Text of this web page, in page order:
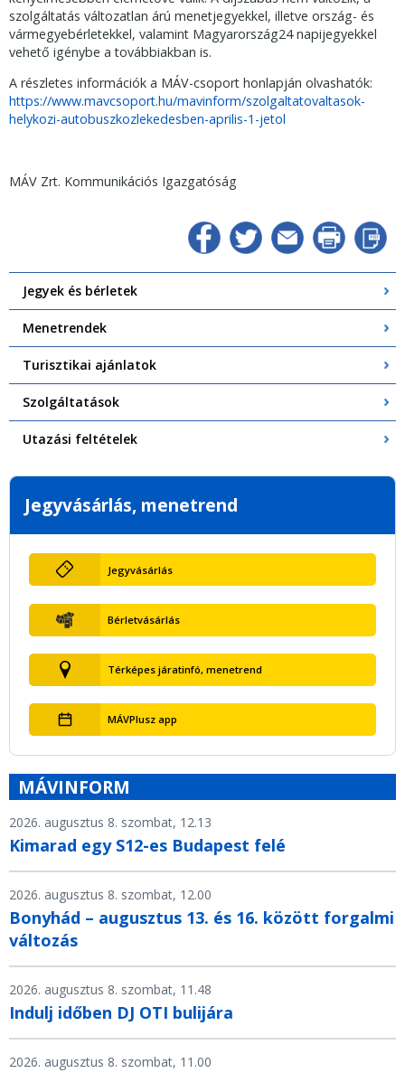
szolgáltatás változatlan árú menetjegyekkel, illetve ország- és
vármegyebérletekkel, valamint Magyarország24 napijegyekkel
vehető igénybe a továbbiakban is.
A részletes információk a MÁV-csoport honlapján olvashatók:
https://www.mavcsoport.hu/mavinform/szolgaltatovaltasok-
helykozi-autobuszkozlekedesben-aprilis-1-jetol
MÁV Zrt. Kommunikációs Igazgatóság
Jegyek és bérletek
Menetrendek
Turisztikai ajánlatok
Szolgáltatások
Utazási feltételek
Jegyvásárlás, menetrend
Jegyvásárlás
Bérletvásárlás
Térképes járatinfó, menetrend
MÁVPlusz app
MÁVINFORM
2026. augusztus 8. szombat, 12.13
Kimarad egy S12-es Budapest felé
2026. augusztus 8. szombat, 12.00
Bonyhád – augusztus 13. és 16. között forgalmi
változás
2026. augusztus 8. szombat, 11.48
Indulj időben DJ OTI bulijára
2026. augusztus 8. szombat, 11.00